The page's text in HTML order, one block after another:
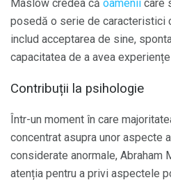
Maslow credea că oamenii care
posedă o serie de caracteristici
includ acceptarea de sine,
capacitatea de a avea
Contribuții la psihologie
Într-un moment în care
concentrat asupra unor aspecte
considerate anormale, Abraham
atenția pentru a privi aspectele